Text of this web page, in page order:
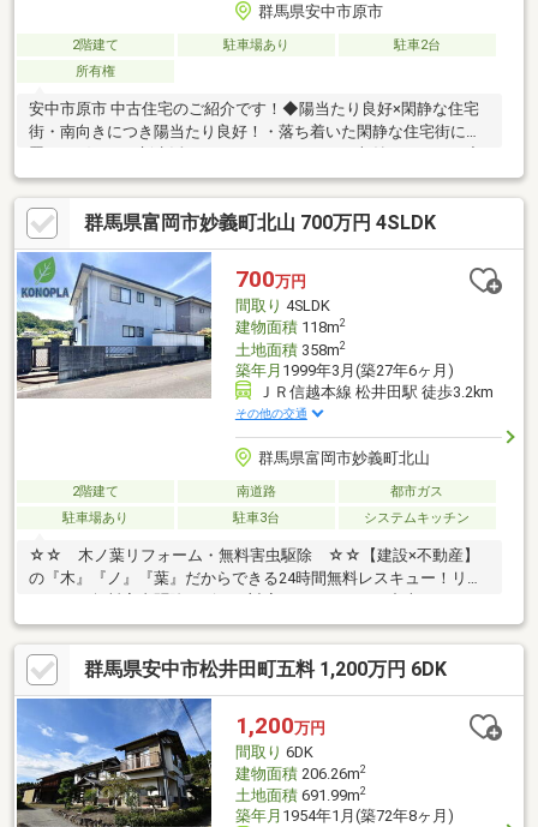
群馬県安中市原市
2階建て 駐車場あり
駐車2台
所有権
安中市原市 中古住宅のご紹介です！◆陽当たり良好×閑静な住宅
街・南向きにつき陽当たり良好！・落ち着いた閑静な住宅街に位
実！荷物が多くてもすっきり片付きます。◆交通アクセス・周辺
環境も良好・国道18号まで車で約1分！マイカー通勤やお出かけ
に便利な好立地です。・コンビニやドラッグストア、スーパーが
徒歩圏内に揃う、生活利便性の高いエリアです。◆周辺施設ご紹
介・ベイシアマート安中郷原店：約500m（徒歩約7分）・ローソ
ン安中郷原店：約450m（徒歩約6分）・ウエルシア安中郷原店：
約450m（徒歩約6分）
群馬県富岡市妙義町北山 700万円 4SLDK
700万円
間取り 4SLDK
建物面積118m2
土地面積358m2
築年月 1999年3月(築27年6ヶ月)
ＪＲ信越本線 松井田駅 徒歩3.2km
その他の交通
群馬県富岡市妙義町北山
2階建て 南道路
都市ガス
駐車場あり
駐車3台 システムキッチン
☆☆ 木ノ葉リフォーム・無料害虫駆除 ☆☆【建設×不動産】
の『木』『ノ』『葉』だからできる24時間無料レスキュー！リフ
ターサービスがついており、住んでからの安心をずっとお届けし
ます！内覧時に、無料相談・お見積りも物件ごとに作成可能！！
オウチ探しも、リフォームも一緒に相談できます！＼弊社には、
『きつね隊』・『ゴリラ隊』という無料かけつけサービスの仕組
みが、整っています♪／住んでからのお家トラブル、緊急対応も承
っております♪お家のこと、すべて木ノ葉プランニングにお任せく
ださい＾＾
群馬県安中市松井田町五料 1,200万円 6DK
1,200万円
間取り 6DK
建物面積206.26m2
土地面積691.99m2
築年月 1954年1月(築72年8ヶ月)